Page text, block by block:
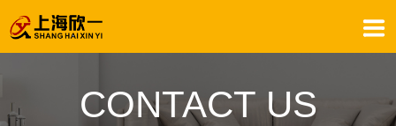
CONTACT US